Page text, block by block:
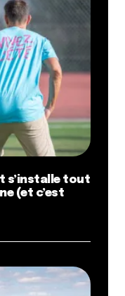
s’installe tout
(et c’est